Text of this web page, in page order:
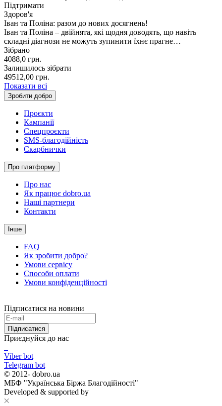
Підтримати
Здоров'я
Іван та Поліна: разом до нових досягнень!
Іван та Поліна – двійнята, які щодня доводять, що навіть
складні діагнози не можуть зупинити їхнє прагне…
Зібрано
4088,0 грн.
Залишилось зібрати
49512,00 грн.
Показати всі
Зробити добро
Проєкти
Кампанії
Спецпроєкти
SMS-благодійність
Скарбнички
Про платформу
Про нас
Як працює dobro.ua
Наші партнери
Контакти
Інше
FAQ
Як зробити добро?
Умови сервісу
Способи оплати
Умови конфіденційності
Підписатися на новини
Підписатися
Приєднуйся до нас
Viber bot
Telegram bot
© 2012- dobro.ua
МБФ "Українська Біржа Благодійності"
Developed & supported by